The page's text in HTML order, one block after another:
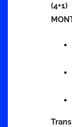
(4+1)